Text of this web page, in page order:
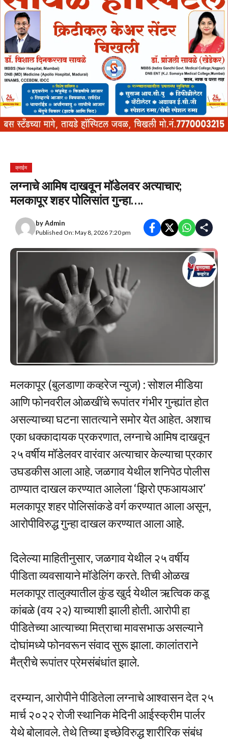
क्राईम
लग्नाचे आमिष दाखवून मॉडेलवर अत्याचार;
मलकापूर शहर पोलिसांत गुन्हा….
byAdmin
Published On: May 8, 2026 7:20 pm
मलकापूर (बुलडाणा कव्हरेज न्युज) : सोशल मीडिया
आणि फोनवरील ओळखींचे रूपांतर गंभीर गुन्ह्यांत होत
असल्याच्या घटना सातत्याने समोर येत आहेत. अशाच
एका धक्कादायक प्रकरणात, लग्नाचे आमिष दाखवून
२५ वर्षीय मॉडेलवर वारंवार अत्याचार केल्याचा प्रकार
उघडकीस आला आहे. जळगाव येथील शनिपेठ पोलीस
ठाण्यात दाखल करण्यात आलेला ‘झिरो एफआयआर’
मलकापूर शहर पोलिसांकडे वर्ग करण्यात आला असून,
आरोपीविरुद्ध गुन्हा दाखल करण्यात आला आहे.
दिलेल्या माहितीनुसार, जळगाव येथील २५ वर्षीय
पीडिता व्यवसायाने मॉडेलिंग करते. तिची ओळख
मलकापूर तालुक्यातील कुंड खुर्द येथील ऋत्विक कडू
कांबळे (वय २२) याच्याशी झाली होती. आरोपी हा
पीडितेच्या आत्याच्या मित्राचा मावसभाऊ असल्याने
दोघांमध्ये फोनवरून संवाद सुरू झाला. कालांतराने
मैत्रीचे रूपांतर प्रेमसंबंधांत झाले.
दरम्यान, आरोपीने पीडितेला लग्नाचे आश्वासन देत २५
मार्च २०२२ रोजी स्थानिक मेदिनी आईस्क्रीम पार्लर
येथे बोलावले. तेथे तिच्या इच्छेविरुद्ध शारीरिक संबंध